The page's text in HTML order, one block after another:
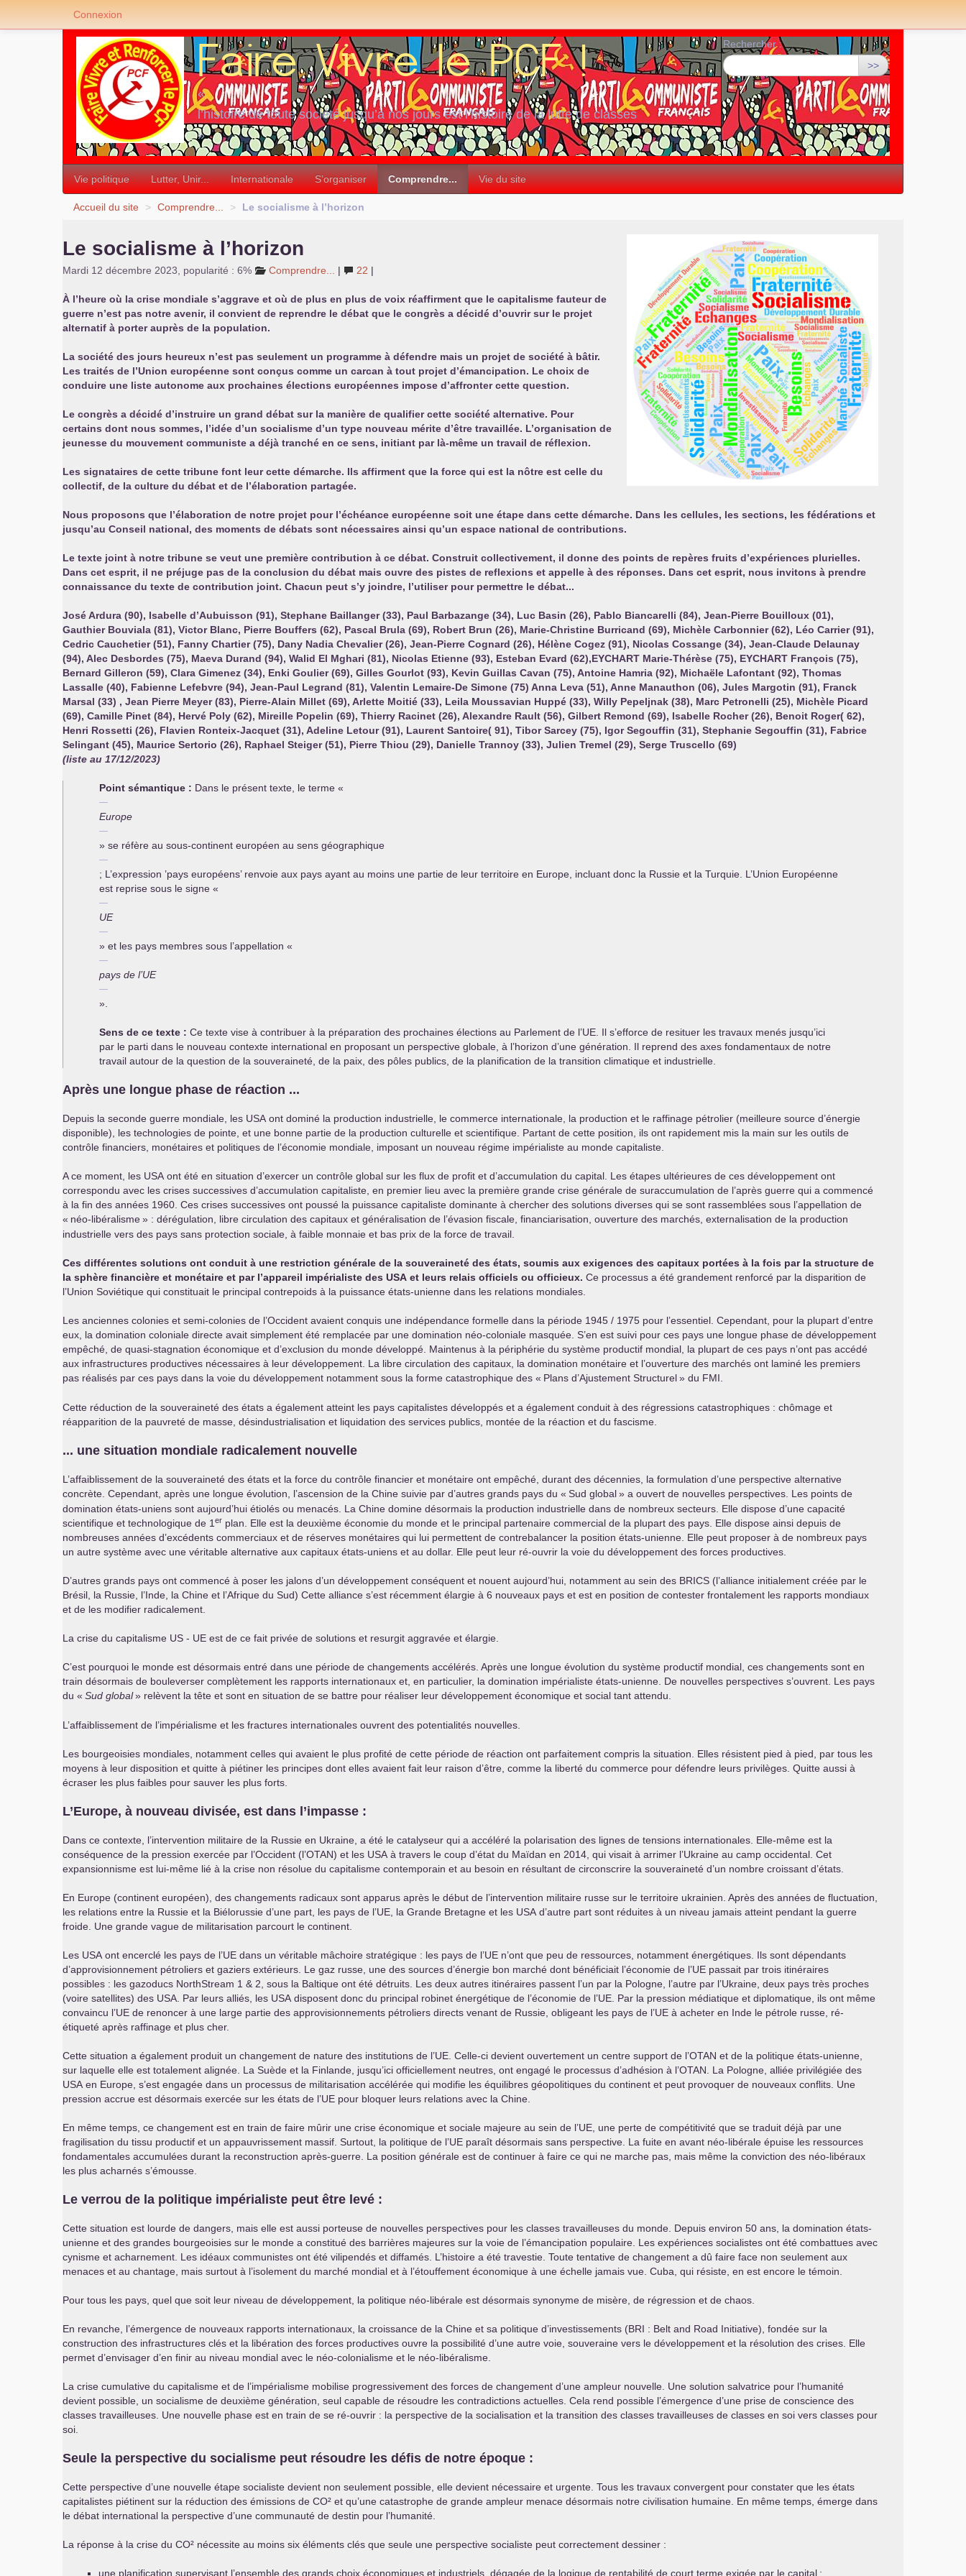
«
l’histoire de toute société jusqu’à nos jours est l’histoire de la lutte de classes
»
Rechercher :
>>
Vie politique Lutter, Unir... Internationale S’organiser Comprendre... Vie du site
Accueil du site > Comprendre... > Le socialisme à l’horizon
Le socialisme à l’horizon
Mardi 12 décembre 2023 popularité : 6% Comprendre... | 22 |
À l’heure où la crise mondiale s’aggrave et où de plus en plus de voix réaffirment que le capitalisme fauteur de
guerre n’est pas notre avenir, il convient de reprendre le débat que le congrès a décidé d’ouvrir sur le projet
alternatif à porter auprès de la population.
La société des jours heureux n’est pas seulement un programme à défendre mais un projet de société à bâtir.
Les traités de l’Union européenne sont conçus comme un carcan à tout projet d’émancipation. Le choix de
conduire une liste autonome aux prochaines élections européennes impose d’affronter cette question.
Le congrès a décidé d’instruire un grand débat sur la manière de qualifier cette société alternative. Pour
certains dont nous sommes, l’idée d’un socialisme d’un type nouveau mérite d’être travaillée. L’organisation de
jeunesse du mouvement communiste a déjà tranché en ce sens, initiant par là-même un travail de réflexion.
Les signataires de cette tribune font leur cette démarche. Ils affirment que la force qui est la nôtre est celle du
collectif, de la culture du débat et de l’élaboration partagée.
Nous proposons que l’élaboration de notre projet pour l’échéance européenne soit une étape dans cette démarche. Dans les cellules, les sections, les fédérations et
jusqu’au Conseil national, des moments de débats sont nécessaires ainsi qu’un espace national de contributions.
Le texte joint à notre tribune se veut une première contribution à ce débat. Construit collectivement, il donne des points de repères fruits d’expériences plurielles.
Dans cet esprit, il ne préjuge pas de la conclusion du débat mais ouvre des pistes de reflexions et appelle à des réponses. Dans cet esprit, nous invitons à prendre
connaissance du texte de contribution joint. Chacun peut s’y joindre, l’utiliser pour permettre le débat...
José Ardura (90), Isabelle d’Aubuisson (91), Stephane Baillanger (33), Paul Barbazange (34), Luc Basin (26), Pablo Biancarelli (84), Jean-Pierre Bouilloux (01),
Gauthier Bouviala (81), Victor Blanc, Pierre Bouffers (62), Pascal Brula (69), Robert Brun (26), Marie-Christine Burricand (69), Michèle Carbonnier (62), Léo Carrier (91),
Cedric Cauchetier (51), Fanny Chartier (75), Dany Nadia Chevalier (26), Jean-Pierre Cognard (26), Hélène Cogez (91), Nicolas Cossange (34), Jean-Claude Delaunay
(94), Alec Desbordes (75), Maeva Durand (94), Walid El Mghari (81), Nicolas Etienne (93), Esteban Evard (62),EYCHART Marie-Thérèse (75), EYCHART François (75),
Bernard Gilleron (59), Clara Gimenez (34), Enki Goulier (69), Gilles Gourlot (93), Kevin Guillas Cavan (75), Antoine Hamria (92), Michaële Lafontant (92), Thomas
Lassalle (40), Fabienne Lefebvre (94), Jean-Paul Legrand (81), Valentin Lemaire-De Simone (75) Anna Leva (51), Anne Manauthon (06), Jules Margotin (91), Franck
Marsal (33) , Jean Pierre Meyer (83), Pierre-Alain Millet (69), Arlette Moitié (33), Leila Moussavian Huppé (33), Willy Pepeljnak (38), Marc Petronelli (25), Michèle Picard
(69), Camille Pinet (84), Hervé Poly (62), Mireille Popelin (69), Thierry Racinet (26), Alexandre Rault (56), Gilbert Remond (69), Isabelle Rocher (26), Benoit Roger( 62),
Henri Rossetti (26), Flavien Ronteix-Jacquet (31), Adeline Letour (91), Laurent Santoire( 91), Tibor Sarcey (75), Igor Segouffin (31), Stephanie Segouffin (31), Fabrice
Selingant (45), Maurice Sertorio (26), Raphael Steiger (51), Pierre Thiou (29), Danielle Trannoy (33), Julien Tremel (29), Serge Truscello (69)
(liste au 17/12/2023)
Point sémantique : Dans le présent texte, le terme «
Europe
» se réfère au sous-continent européen au sens géographique
; L’expression ’pays européens’ renvoie aux pays ayant au moins une partie de leur territoire en Europe, incluant donc la Russie et la Turquie. L’Union Européenne
est reprise sous le signe «
UE
» et les pays membres sous l’appellation «
pays de l’UE
».
Sens de ce texte : Ce texte vise à contribuer à la préparation des prochaines élections au Parlement de l’UE . Il s’efforce de resituer les travaux menés jusqu’ici
par le parti dans le nouveau contexte international en proposant un perspective globale, à l’horizon d’une génération. Il reprend des axes fondamentaux de notre
travail autour de la question de la souveraineté, de la paix, des pôles publics, de la planification de la transition climatique et industrielle.
Après une longue phase de réaction ...
Depuis la seconde guerre mondiale, les USA ont dominé la production industrielle, le commerce internationale, la production et le raffinage pétrolier (meilleure source d’énergie
disponible), les technologies de pointe, et une bonne partie de la production culturelle et scientifique. Partant de cette position, ils ont rapidement mis la main sur les outils de
contrôle financiers, monétaires et politiques de l’économie mondiale, imposant un nouveau régime impérialiste au monde capitaliste.
A ce moment, les USA ont été en situation d’exercer un contrôle global sur les flux de profit et d’accumulation du capital. Les étapes ultérieures de ces développement ont
correspondu avec les crises successives d’accumulation capitaliste, en premier lieu avec la première grande crise générale de suraccumulation de l’après guerre qui a commencé
à la fin des années 1960. Ces crises successives ont poussé la puissance capitaliste dominante à chercher des solutions diverses qui se sont rassemblées sous l’appellation de
« néo-libéralisme» : dérégulation, libre circulation des capitaux et généralisation de l’évasion fiscale, financiarisation, ouverture des marchés, externalisation de la production
industrielle vers des pays sans protection sociale, à faible monnaie et bas prix de la force de travail.
Ces différentes solutions ont conduit à une restriction générale de la souveraineté des états, soumis aux exigences des capitaux portées à la fois par la structure de
la sphère financière et monétaire et par l’appareil impérialiste des USA et leurs relais officiels ou officieux. Ce processus a été grandement renforcé par la disparition de
l’Union Soviétique qui constituait le principal contrepoids à la puissance états-unienne dans les relations mondiales.
Les anciennes colonies et semi-colonies de l’Occident avaient conquis une indépendance formelle dans la période 1945 / 1975 pour l’essentiel. Cependant, pour la plupart d’entre
eux, la domination coloniale directe avait simplement été remplacée par une domination néo-coloniale masquée. S’en est suivi pour ces pays une longue phase de développement
empêché, de quasi-stagnation économique et d’exclusion du monde développé. Maintenus à la périphérie du système productif mondial, la plupart de ces pays n’ont pas accédé
aux infrastructures productives nécessaires à leur développement. La libre circulation des capitaux, la domination monétaire et l’ouverture des marchés ont laminé les premiers
pas réalisés par ces pays dans la voie du développement notamment sous la forme catastrophique des « Plans d’Ajustement Structurel» du FMI
Cette réduction de la souveraineté des états a également atteint les pays capitalistes développés et a également conduit à des régressions catastrophiques : chômage et
réapparition de la pauvreté de masse, désindustrialisation et liquidation des services publics, montée de la réaction et du fascisme.
... une situation mondiale radicalement nouvelle
L’affaiblissement de la souveraineté des états et la force du contrôle financier et monétaire ont empêché, durant des décennies, la formulation d’une perspective alternative
concrète. Cependant, après une longue évolution, l’ascension de la Chine suivie par d’autres grands pays du « Sud global» a ouvert de nouvelles perspectives. Les points de
domination états-uniens sont aujourd’hui étiolés ou menacés. La Chine domine désormais la production industrielle dans de nombreux secteurs. Elle dispose d’une capacité
scientifique et technologique de 1 er plan. Elle est la deuxième économie du monde et le principal partenaire commercial de la plupart des pays. Elle dispose ainsi depuis de
nombreuses années d’excédents commerciaux et de réserves monétaires qui lui permettent de contrebalancer la position états-unienne. Elle peut proposer à de nombreux pays
un autre système avec une véritable alternative aux capitaux états-uniens et au dollar. Elle peut leur ré-ouvrir la voie du développement des forces productives.
D’autres grands pays ont commencé à poser les jalons d’un développement conséquent et nouent aujourd’hui, notamment au sein des BRICS (l’alliance initialement créée par le
Brésil, la Russie, l’Inde, la Chine et l’Afrique du Sud) Cette alliance s’est récemment élargie à 6 nouveaux pays et est en position de contester frontalement les rapports mondiaux
et de les modifier radicalement.
La crise du capitalisme US - UE est de ce fait privée de solutions et resurgit aggravée et élargie.
C’est pourquoi le monde est désormais entré dans une période de changements accélérés. Après une longue évolution du système productif mondial, ces changements sont en
train désormais de bouleverser complètement les rapports internationaux et, en particulier, la domination impérialiste états-unienne. De nouvelles perspectives s’ouvrent. Les pays
du « Sud global» relèvent la tête et sont en situation de se battre pour réaliser leur développement économique et social tant attendu.
L’affaiblissement de l’impérialisme et les fractures internationales ouvrent des potentialités nouvelles.
Les bourgeoisies mondiales, notamment celles qui avaient le plus profité de cette période de réaction ont parfaitement compris la situation. Elles résistent pied à pied, par tous les
moyens à leur disposition et quitte à piétiner les principes dont elles avaient fait leur raison d’être, comme la liberté du commerce pour défendre leurs privilèges. Quitte aussi à
écraser les plus faibles pour sauver les plus forts.
L’Europe, à nouveau divisée, est dans l’impasse :
Dans ce contexte, l’intervention militaire de la Russie en Ukraine, a été le catalyseur qui a accéléré la polarisation des lignes de tensions internationales. Elle-même est la
conséquence de la pression exercée par l’Occident (l’OTAN) et les USA à travers le coup d’état du Maïdan en 2014, qui visait à arrimer l’Ukraine au camp occidental. Cet
expansionnisme est lui-même lié à la crise non résolue du capitalisme contemporain et au besoin en résultant de circonscrire la souveraineté d’un nombre croissant d’états.
En Europe (continent européen), des changements radicaux sont apparus après le début de l’intervention militaire russe sur le territoire ukrainien. Après des années de fluctuation,
les relations entre la Russie et la Biélorussie d’une part, les pays de l’UE , la Grande Bretagne et les USA d’autre part sont réduites à un niveau jamais atteint pendant la guerre
froide. Une grande vague de militarisation parcourt le continent.
Les USA ont encerclé les pays de l’UE dans un véritable mâchoire stratégique : les pays de l’UE n’ont que peu de ressources, notamment énergétiques. Ils sont dépendants
d’approvisionnement pétroliers et gaziers extérieurs. Le gaz russe, une des sources d’énergie bon marché dont bénéficiait l’économie de l’UE passait par trois itinéraires
possibles : les gazoducs NorthStream 1 & 2, sous la Baltique ont été détruits. Les deux autres itinéraires passent l’un par la Pologne, l’autre par l’Ukraine, deux pays très proches
(voire satellites) des USA . Par leurs alliés, les USA disposent donc du principal robinet énergétique de l’économie de l’UE . Par la pression médiatique et diplomatique, ils ont même
convaincu l’UE de renoncer à une large partie des approvisionnements pétroliers directs venant de Russie, obligeant les pays de l’UE à acheter en Inde le pétrole russe, ré-
étiqueté après raffinage et plus cher.
Cette situation a également produit un changement de nature des institutions de l’UE . Celle-ci devient ouvertement un centre support de l’OTAN et de la politique états-unienne,
sur laquelle elle est totalement alignée. La Suède et la Finlande, jusqu’ici officiellement neutres, ont engagé le processus d’adhésion à l’OTAN . La Pologne, alliée privilégiée des
USA en Europe, s’est engagée dans un processus de militarisation accélérée qui modifie les équilibres géopolitiques du continent et peut provoquer de nouveaux conflits. Une
pression accrue est désormais exercée sur les états de l’UE pour bloquer leurs relations avec la Chine.
En même temps, ce changement est en train de faire mûrir une crise économique et sociale majeure au sein de l’UE , une perte de compétitivité que se traduit déjà par une
fragilisation du tissu productif et un appauvrissement massif. Surtout, la politique de l’UE paraît désormais sans perspective. La fuite en avant néo-libérale épuise les ressources
fondamentales accumulées durant la reconstruction après-guerre. La position générale est de continuer à faire ce qui ne marche pas, mais même la conviction des néo-libéraux
les plus acharnés s’émousse.
Le verrou de la politique impérialiste peut être levé :
Cette situation est lourde de dangers, mais elle est aussi porteuse de nouvelles perspectives pour les classes travailleuses du monde. Depuis environ 50 ans, la domination états-
unienne et des grandes bourgeoisies sur le monde a constitué des barrières majeures sur la voie de l’émancipation populaire. Les expériences socialistes ont été combattues avec
cynisme et acharnement. Les idéaux communistes ont été vilipendés et diffamés. L’histoire a été travestie. Toute tentative de changement a dû faire face non seulement aux
menaces et au chantage, mais surtout à l’isolement du marché mondial et à l’étouffement économique à une échelle jamais vue. Cuba, qui résiste, en est encore le témoin.
Pour tous les pays, quel que soit leur niveau de développement, la politique néo-libérale est désormais synonyme de misère, de régression et de chaos.
En revanche, l’émergence de nouveaux rapports internationaux, la croissance de la Chine et sa politique d’investissements (BRI : Belt and Road Initiative), fondée sur la
construction des infrastructures clés et la libération des forces productives ouvre la possibilité d’une autre voie, souveraine vers le développement et la résolution des crises. Elle
permet d’envisager d’en finir au niveau mondial avec le néo-colonialisme et le néo-libéralisme.
La crise cumulative du capitalisme et de l’impérialisme mobilise progressivement des forces de changement d’une ampleur nouvelle. Une solution salvatrice pour l’humanité
devient possible, un socialisme de deuxième génération, seul capable de résoudre les contradictions actuelles. Cela rend possible l’émergence d’une prise de conscience des
classes travailleuses. Une nouvelle phase est en train de se ré-ouvrir : la perspective de la socialisation et la transition des classes travailleuses de classes en soi vers classes pour
soi.
Seule la perspective du socialisme peut résoudre les défis de notre époque :
Cette perspective d’une nouvelle étape socialiste devient non seulement possible, elle devient nécessaire et urgente. Tous les travaux convergent pour constater que les états
capitalistes piétinent sur la réduction des émissions de CO² et qu’une catastrophe de grande ampleur menace désormais notre civilisation humaine. En même temps, émerge dans
le débat international la perspective d’une communauté de destin pour l’humanité.
La réponse à la crise du CO² nécessite au moins six éléments clés que seule une perspective socialiste peut correctement dessiner :
une planification supervisant l’ensemble des grands choix économiques et industriels, dégagée de la logique de rentabilité de court terme exigée par le capital ;
Connexion